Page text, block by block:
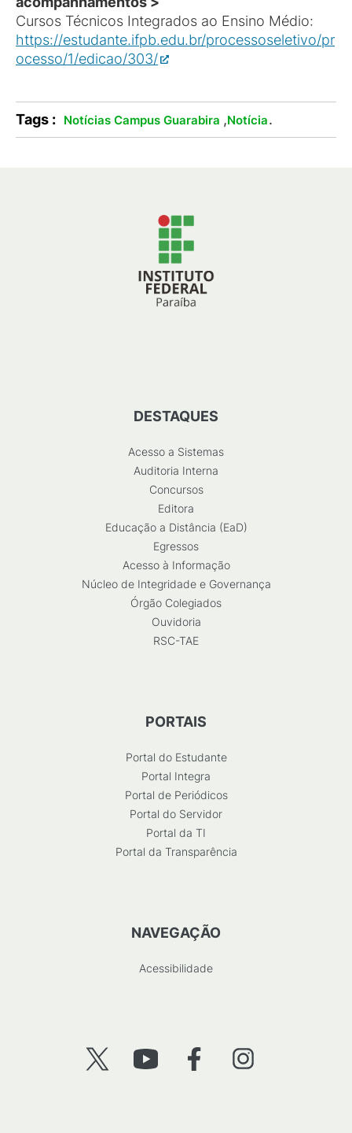
Cursos Técnicos Integrados ao Ensino Médio:
https://estudante.ifpb.edu.br/processoseletivo/pr
ocesso/1/edicao/303/
Tags : Notícias Campus Guarabira ,Notícia.
DESTAQUES
Acesso a Sistemas
Auditoria Interna
Concursos
Editora
Educação a Distância (EaD)
Egressos
Acesso à Informação
Núcleo de Integridade e Governança
Órgão Colegiados
Ouvidoria
RSC-TAE
PORTAIS
Portal do Estudante
Portal Integra
Portal de Periódicos
Portal do Servidor
Portal da TI
Portal da Transparência
NAVEGAÇÃO
Acessibilidade